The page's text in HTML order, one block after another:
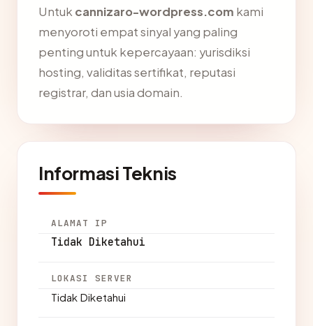
Untuk cannizaro-wordpress.com kami
menyoroti empat sinyal yang paling
penting untuk kepercayaan: yurisdiksi
hosting, validitas sertifikat, reputasi
registrar, dan usia domain.
Informasi Teknis
ALAMAT IP
Tidak Diketahui
LOKASI SERVER
Tidak Diketahui